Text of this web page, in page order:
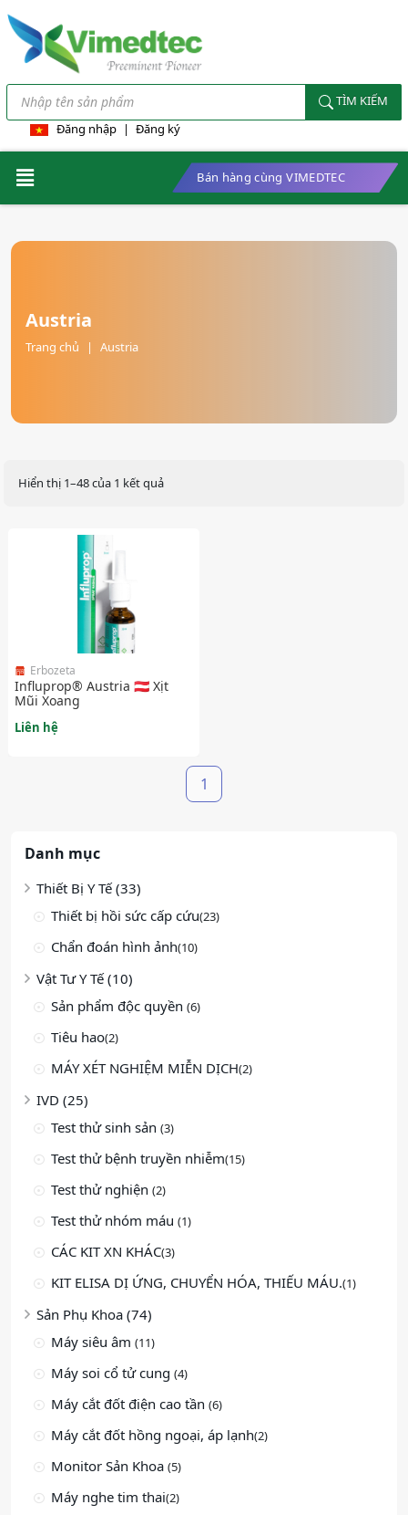
TÌM KIẾM
Đăng nhập | Đăng ký
Bán hàng cùng VIMEDTEC
Austria
Trang chủ | Austria
Danh mục
Thiết Bị Y Tế (33)
Thiết bị hồi sức cấp cứu(23)
Chẩn đoán hình ảnh(10)
Vật Tư Y Tế (10)
Sản phẩm độc quyền (6)
Tiêu hao(2)
MÁY XÉT NGHIỆM MIỄN DỊCH(2)
IVD (25)
Test thử sinh sản (3)
Test thử bệnh truyền nhiễm(15)
Test thử nghiện (2)
Test thử nhóm máu (1)
CÁC KIT XN KHÁC(3)
KIT ELISA DỊ ỨNG, CHUYỂN HÓA, THIẾU MÁU.(1)
Sản Phụ Khoa (74)
Máy siêu âm (11)
Máy soi cổ tử cung (4)
Máy cắt đốt điện cao tần (6)
Máy cắt đốt hồng ngoại, áp lạnh(2)
Monitor Sản Khoa (5)
Máy nghe tim thai(2)
Hiển thị 1–48 của 1 kết quả
Erbozeta
Influprop® Austria 🇦🇹 Xịt
Mũi Xoang
Liên hệ
1